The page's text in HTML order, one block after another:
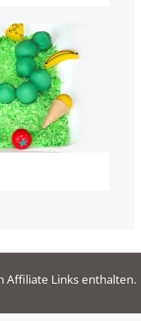
Affiliate Links enthalten.